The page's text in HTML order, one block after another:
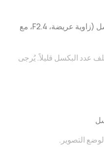
كاميرا صورة ذاتية بدقة 13 ميغا بكسل (زاوية عريضة، F2.4، مع
عدد البكسل قليلاً. يُرجى
التصوير.